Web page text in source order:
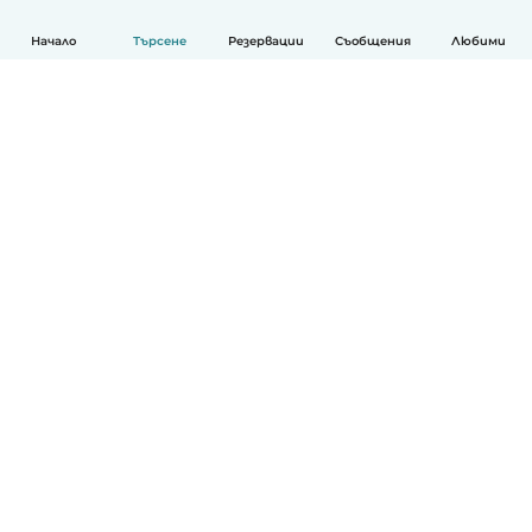
Начало Търсене Резервации Съобщения Любими